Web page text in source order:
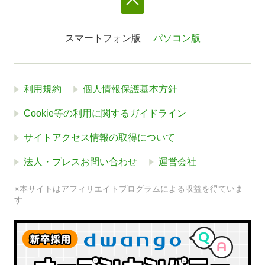
スマートフォン版 パソコン版
利用規約 個人情報保護基本方針
Cookie等の利用に関するガイドライン
サイトアクセス情報の取得について
法人・プレスお問い合わせ 運営会社
※本サイトはアフィリエイトプログラムによる収益を得ていま
す